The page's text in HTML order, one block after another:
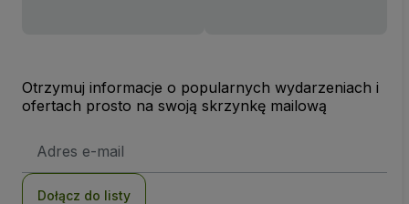
Otrzymuj informacje o popularnych wydarzeniach i
ofertach prosto na swoją skrzynkę mailową
e-
Dołącz do listy